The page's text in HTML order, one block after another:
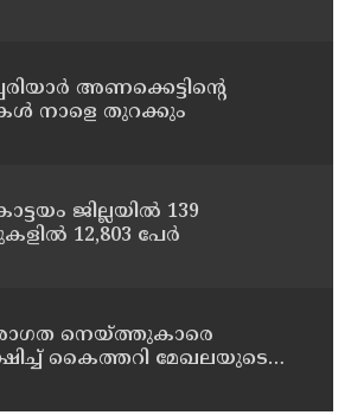
അണക്കെട്ടിന്റെ
നാളെ തുറക്കും
ജില്ലയിൽ 139
12,803 പേര്‍
നെയ്ത്തുകാരെ
കൈത്തറി മേഖലയുടെ
സ്പീക്കർ ഷാനിമോൾ